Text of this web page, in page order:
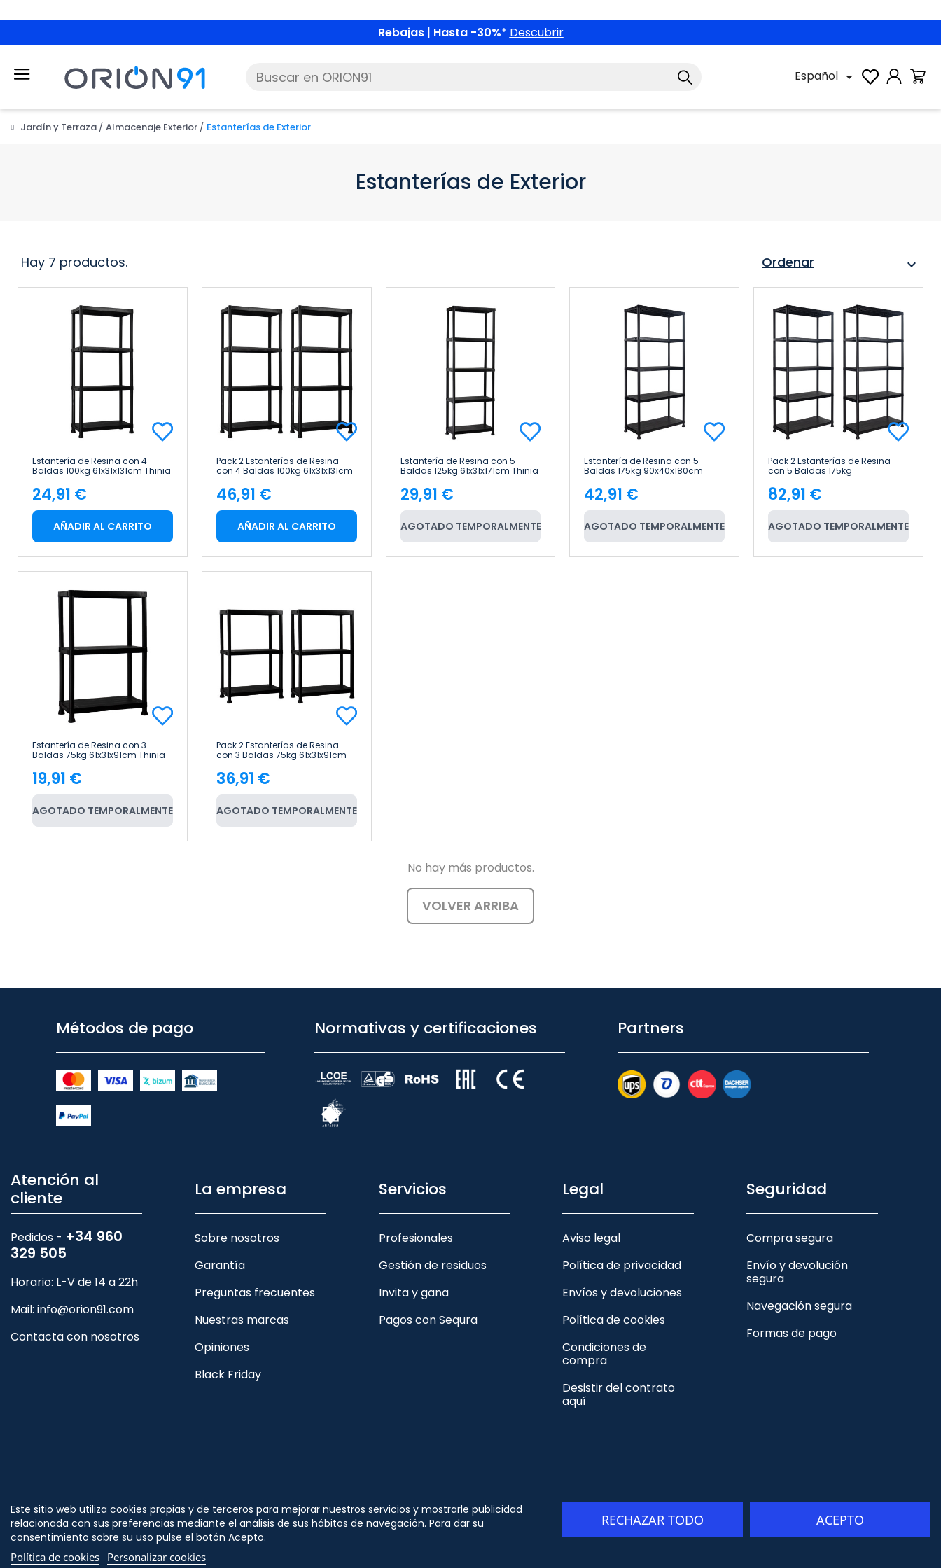
Rebajas | Hasta -30%* Descubrir
Español 
Jardín y Terraza Almacenaje Exterior Estanterías de Exterior
Estanterías de Exterior
Hay 7 productos. Ordenar expand_more
Estantería de Resina con 4
Baldas 100kg 61x31x131cm Thinia
Precio
24,91 €
AÑADIR AL CARRITO
Pack 2 Estanterías de Resina
con 4 Baldas 100kg 61x31x131cm
Precio
46,91 €
AÑADIR AL CARRITO
Estantería de Resina con 5
Baldas 125kg 61x31x171cm Thinia
Precio
29,91 €
AGOTADO TEMPORALMENTE
Estantería de Resina con 5
Baldas 175kg 90x40x180cm
Precio
42,91 €
AGOTADO TEMPORALMENTE
Pack 2 Estanterías de Resina
con 5 Baldas 175kg
Precio
82,91 €
AGOTADO TEMPORALMENTE
Estantería de Resina con 3
Baldas 75kg 61x31x91cm Thinia
Precio
19,91 €
AGOTADO TEMPORALMENTE
Pack 2 Estanterías de Resina
con 3 Baldas 75kg 61x31x91cm
Precio
36,91 €
AGOTADO TEMPORALMENTE
No hay más productos.
VOLVER ARRIBA
Métodos de pago Normativas y certificaciones Partners
Atención al
cliente
Pedidos - +34 960
329 505
Horario: L-V de 14 a 22h
Mail: info@orion91.com
Contacta con nosotros
La empresa
Sobre nosotros
Garantía
Preguntas frecuentes
Nuestras marcas
Opiniones
Black Friday
Servicios
Profesionales
Gestión de residuos
Invita y gana
Pagos con Sequra
Legal
Aviso legal
Política de privacidad
Envíos y devoluciones
Política de cookies
Condiciones de
compra
Desistir del contrato
aquí
Seguridad
Compra segura
Envío y devolución
segura
Navegación segura
Formas de pago
Este sitio web utiliza cookies propias y de terceros para mejorar nuestros servicios y mostrarle publicidad
relacionada con sus preferencias mediante el análisis de sus hábitos de navegación. Para dar su
consentimiento sobre su uso pulse el botón Acepto.
Política de cookies Personalizar cookies
RECHAZAR TODO ACEPTO
Síguenos
en
© Copyright - ORION91 - CIF B10982650- Todos los
derechos reservados